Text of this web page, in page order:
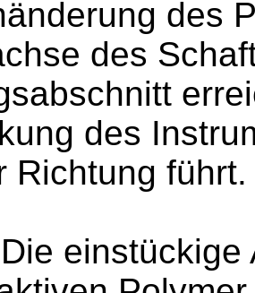
des
des
des
Richtung führt.
Die einstückige